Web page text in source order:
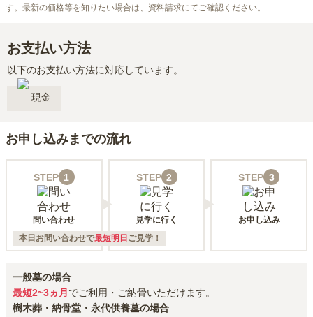
す。最新の価格等を知りたい場合は、資料請求にてご確認ください。
お支払い方法
以下のお支払い方法に対応しています。
現金
お申し込みまでの流れ
STEP 1
問い合わせ
STEP 2
見学に行く
STEP 3
お申し込み
本日お問い合わせで最短明日 ご見学！
一般墓の場合
最短2~3ヵ月 でご利用・ご納骨いただけます。
樹木葬・納骨堂・永代供養墓の場合